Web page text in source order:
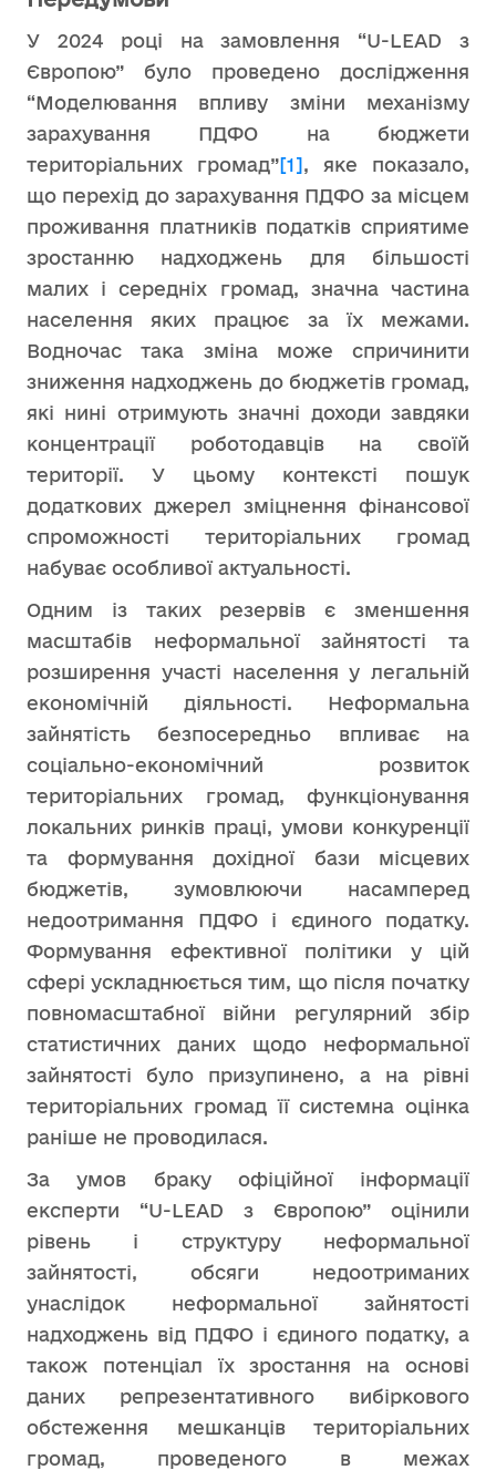
У 2024 році на замовлення “U-LEAD з
Європою” було проведено дослідження
“Моделювання впливу зміни механізму
зарахування ПДФО на бюджети
територіальних громад”[1], яке показало,
що перехід до зарахування ПДФО за місцем
проживання платників податків сприятиме
зростанню надходжень для більшості
малих і середніх громад, значна частина
населення яких працює за їх межами.
Водночас така зміна може спричинити
зниження надходжень до бюджетів громад,
які нині отримують значні доходи завдяки
концентрації роботодавців на своїй
території. У цьому контексті пошук
додаткових джерел зміцнення фінансової
спроможності територіальних громад
набуває особливої актуальності.
Одним із таких резервів є зменшення
масштабів неформальної зайнятості та
розширення участі населення у легальній
економічній діяльності. Неформальна
зайнятість безпосередньо впливає на
соціально-економічний розвиток
територіальних громад, функціонування
локальних ринків праці, умови конкуренції
та формування дохідної бази місцевих
бюджетів, зумовлюючи насамперед
недоотримання ПДФО і єдиного податку.
Формування ефективної політики у цій
сфері ускладнюється тим, що після початку
повномасштабної війни регулярний збір
статистичних даних щодо неформальної
зайнятості було призупинено, а на рівні
територіальних громад її системна оцінка
раніше не проводилася.
За умов браку офіційної інформації
експерти “U-LEAD з Європою” оцінили
рівень і структуру неформальної
зайнятості, обсяги недоотриманих
унаслідок неформальної зайнятості
надходжень від ПДФО і єдиного податку, а
також потенціал їх зростання на основі
даних репрезентативного вибіркового
обстеження мешканців територіальних
громад, проведеного в межах